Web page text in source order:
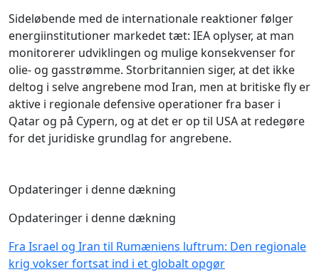
Sideløbende med de internationale reaktioner følger
energiinstitutioner markedet tæt: IEA oplyser, at man
monitorerer udviklingen og mulige konsekvenser for
olie- og gasstrømme. Storbritannien siger, at det ikke
deltog i selve angrebene mod Iran, men at britiske fly er
aktive i regionale defensive operationer fra baser i
Qatar og på Cypern, og at det er op til USA at redegøre
for det juridiske grundlag for angrebene.
Opdateringer i denne dækning
Opdateringer i denne dækning
Fra Israel og Iran til Rumæniens luftrum: Den regionale
krig vokser fortsat ind i et globalt opgør